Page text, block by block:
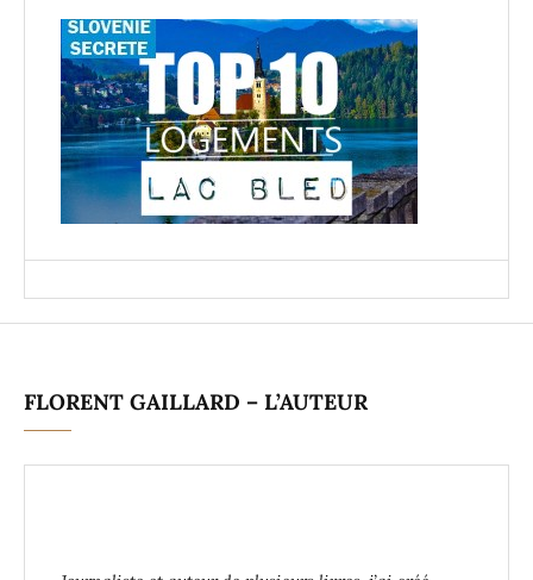
FLORENT GAILLARD – L’AUTEUR